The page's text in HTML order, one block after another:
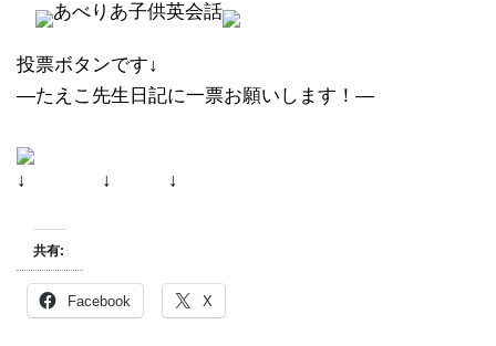
あべりあ子供英会話
投票ボタンです↓
―たえこ先生日記に一票お願いします！―
↓ ↓ ↓
共有:
Facebook X